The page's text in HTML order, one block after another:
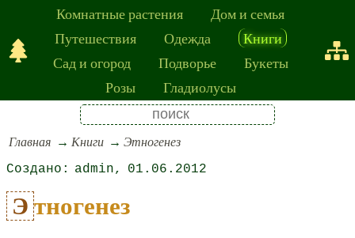
Комнатные растения
Дом и семья
Путешествия
Одежда
Книги
Сад и огород
Подворье
Букеты
Розы
Гладиолусы
Главная Книги Этногенез
admin 01.06.2012
Этногенез